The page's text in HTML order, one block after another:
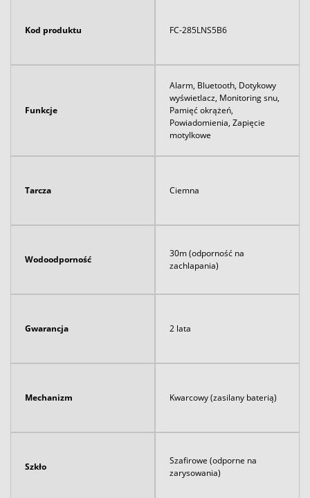
Kod produktu FC-285LNS5B6
Funkcje
Alarm, Bluetooth, Dotykowy
wyświetlacz, Monitoring snu,
Pamięć okrążeń,
Powiadomienia, Zapięcie
motylkowe
Tarcza Ciemna
Wodoodporność
30m (odporność na
zachlapania)
Gwarancja 2 lata
Mechanizm Kwarcowy (zasilany baterią)
Szkło
Szafirowe (odporne na
zarysowania)